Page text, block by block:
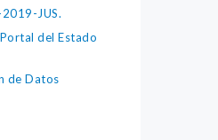
JUS.
del Estado
de Datos